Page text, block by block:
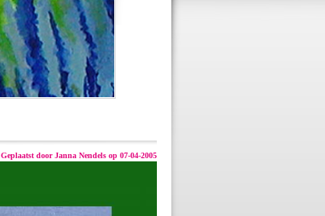
Geplaatst door Janna Nendels op 07-04-2005